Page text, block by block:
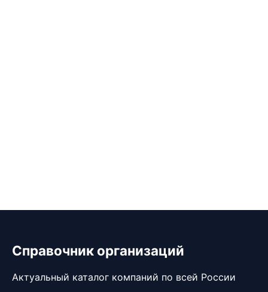
Справочник организаций
Актуальный каталог компаний по всей России